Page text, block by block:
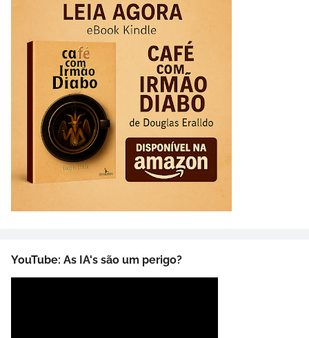
YouTube: As IA's são um perigo?